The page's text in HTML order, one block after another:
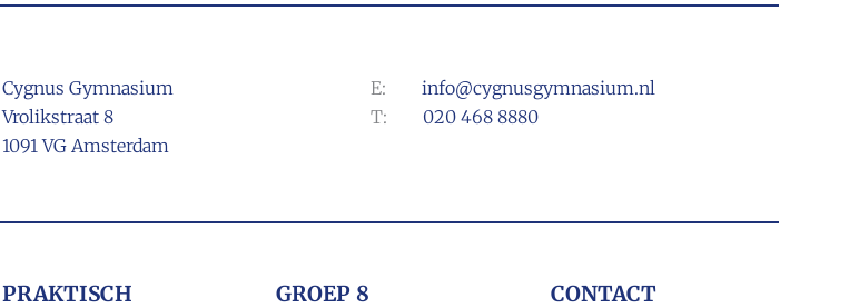
Cygnus Gymnasium
Vrolikstraat 8
1091 VG Amsterdam
E:info@cygnusgymnasium.nl
T: 020 468 8880
PRAKTISCH GROEP 8 CONTACT